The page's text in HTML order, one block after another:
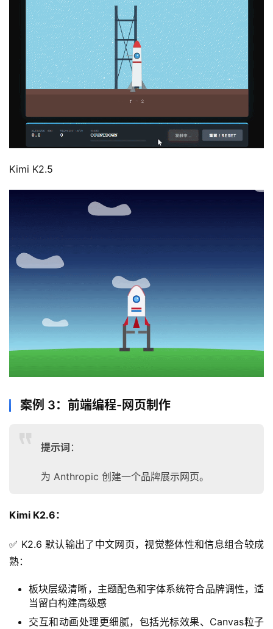
Kimi K2.5
案例 3：前端编程-网页制作
提示词 ：
为 Anthropic 创建一个品牌展示网页。
Kimi K2.6：
✅ K2.6 默认输出了中文网页，视觉整体性和信息组合较成
熟：
板块层级清晰，主题配色和字体系统符合品牌调性，适
当留白构建高级感
交互和动画处理更细腻，包括光标效果、Canvas粒子